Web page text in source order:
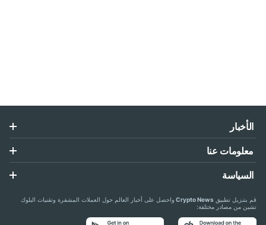
الأخبار
معلومات عنا
السياسة
قم بتنزيل تطبيق Crypto News واحصل على أخبار العالم حول العملات المشفرة وتقنيات البلوك
تشين من مصادر مختلفة: